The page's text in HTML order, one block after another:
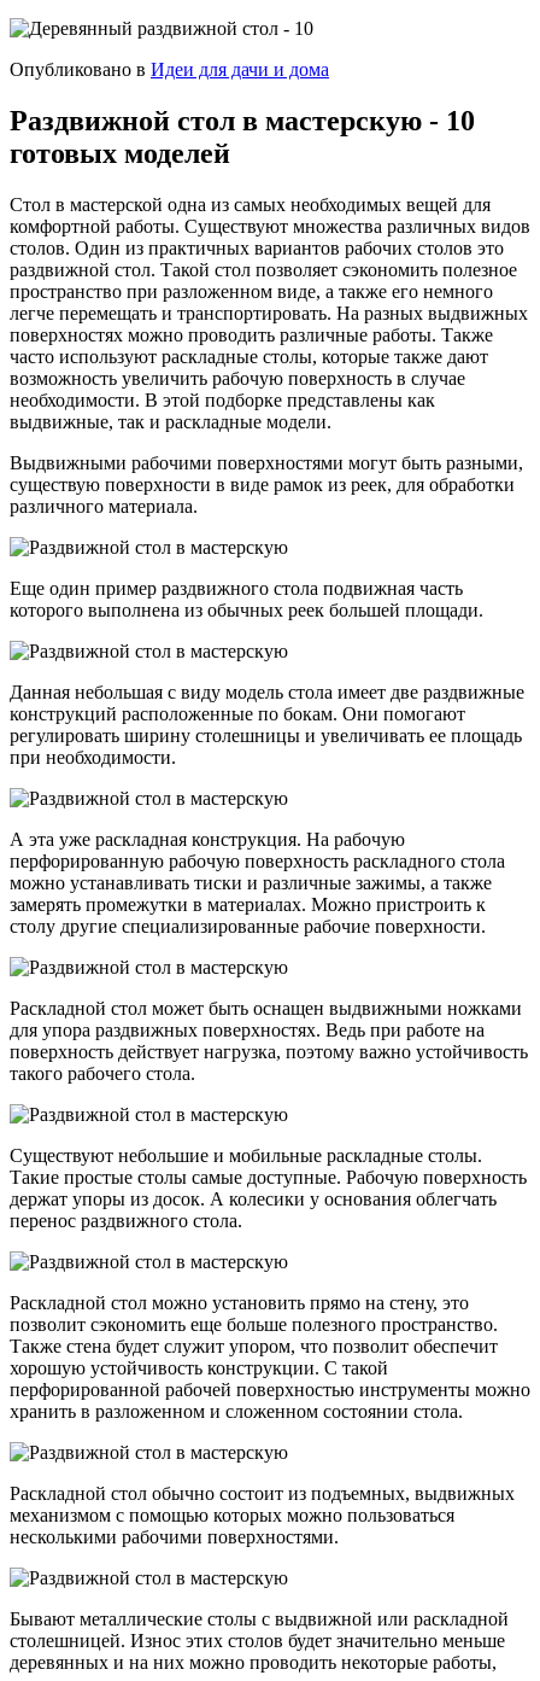
Опубликовано в Идеи для дачи и дома
Раздвижной стол в мастерскую - 10
готовых моделей
Стол в мастерской одна из самых необходимых вещей для
комфортной работы. Существуют множества различных видов
столов. Один из практичных вариантов рабочих столов это
раздвижной стол. Такой стол позволяет сэкономить полезное
пространство при разложенном виде, а также его немного
легче перемещать и транспортировать. На разных выдвижных
поверхностях можно проводить различные работы. Также
часто используют раскладные столы, которые также дают
возможность увеличить рабочую поверхность в случае
необходимости. В этой подборке представлены как
выдвижные, так и раскладные модели.
Выдвижными рабочими поверхностями могут быть разными,
существую поверхности в виде рамок из реек, для обработки
различного материала.
Еще один пример раздвижного стола подвижная часть
которого выполнена из обычных реек большей площади.
Данная небольшая с виду модель стола имеет две раздвижные
конструкций расположенные по бокам. Они помогают
регулировать ширину столешницы и увеличивать ее площадь
при необходимости.
А эта уже раскладная конструкция. На рабочую
перфорированную рабочую поверхность раскладного стола
можно устанавливать тиски и различные зажимы, а также
замерять промежутки в материалах. Можно пристроить к
столу другие специализированные рабочие поверхности.
Раскладной стол может быть оснащен выдвижными ножками
для упора раздвижных поверхностях. Ведь при работе на
поверхность действует нагрузка, поэтому важно устойчивость
такого рабочего стола.
Существуют небольшие и мобильные раскладные столы.
Такие простые столы самые доступные. Рабочую поверхность
держат упоры из досок. А колесики у основания облегчать
перенос раздвижного стола.
Раскладной стол можно установить прямо на стену, это
позволит сэкономить еще больше полезного пространство.
Также стена будет служит упором, что позволит обеспечит
хорошую устойчивость конструкции. С такой
перфорированной рабочей поверхностью инструменты можно
хранить в разложенном и сложенном состоянии стола.
Раскладной стол обычно состоит из подъемных, выдвижных
механизмом с помощью которых можно пользоваться
несколькими рабочими поверхностями.
Бывают металлические столы с выдвижной или раскладной
столешницей. Износ этих столов будет значительно меньше
деревянных и на них можно проводить некоторые работы,